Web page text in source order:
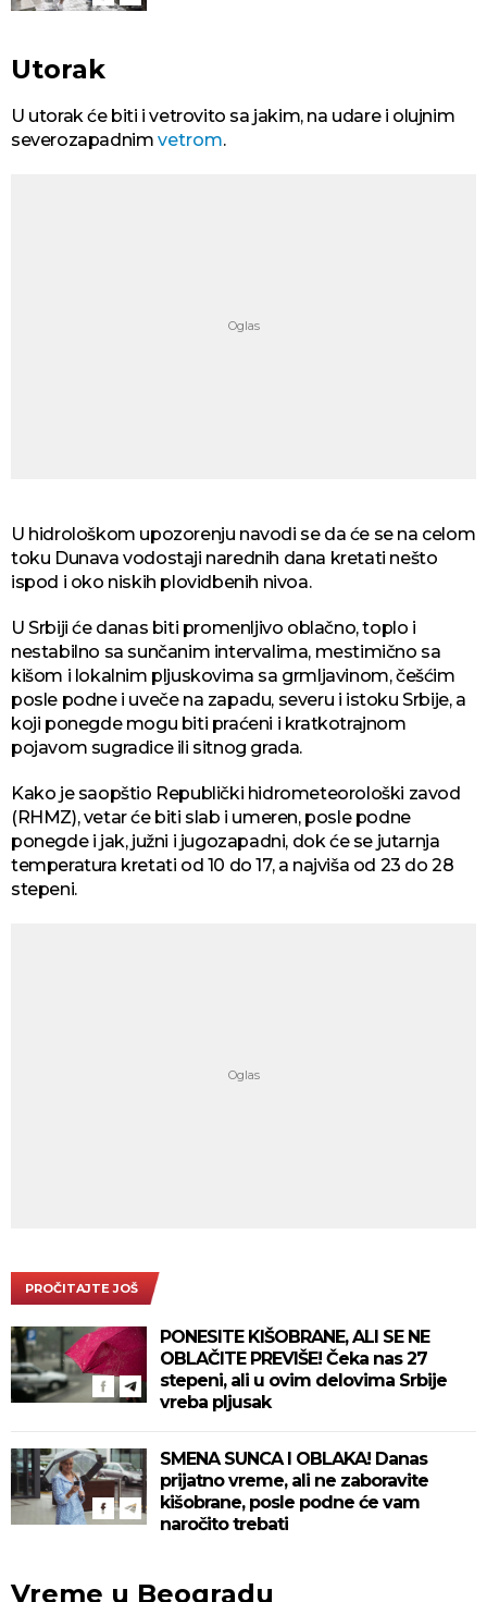
Utorak
U utorak će biti i vetrovito sa jakim, na udare i olujnim
severozapadnim vetrom.
U hidrološkom upozorenju navodi se da će se na celom
toku Dunava vodostaji narednih dana kretati nešto
ispod i oko niskih plovidbenih nivoa.
U Srbiji će danas biti promenljivo oblačno, toplo i
nestabilno sa sunčanim intervalima, mestimično sa
kišom i lokalnim pljuskovima sa grmljavinom, češćim
posle podne i uveče na zapadu, severu i istoku Srbije, a
koji ponegde mogu biti praćeni i kratkotrajnom
pojavom sugradice ili sitnog grada.
Kako je saopštio Republički hidrometeorološki zavod
(RHMZ), vetar će biti slab i umeren, posle podne
ponegde i jak, južni i jugozapadni, dok će se jutarnja
temperatura kretati od 10 do 17, a najviša od 23 do 28
stepeni.
PROČITAJTE JOŠ
PONESITE KIŠOBRANE, ALI SE NE
OBLAČITE PREVIŠE! Čeka nas 27
stepeni, ali u ovim delovima Srbije
vreba pljusak
SMENA SUNCA I OBLAKA! Danas
prijatno vreme, ali ne zaboravite
kišobrane, posle podne će vam
naročito trebati
Vreme u Beogradu